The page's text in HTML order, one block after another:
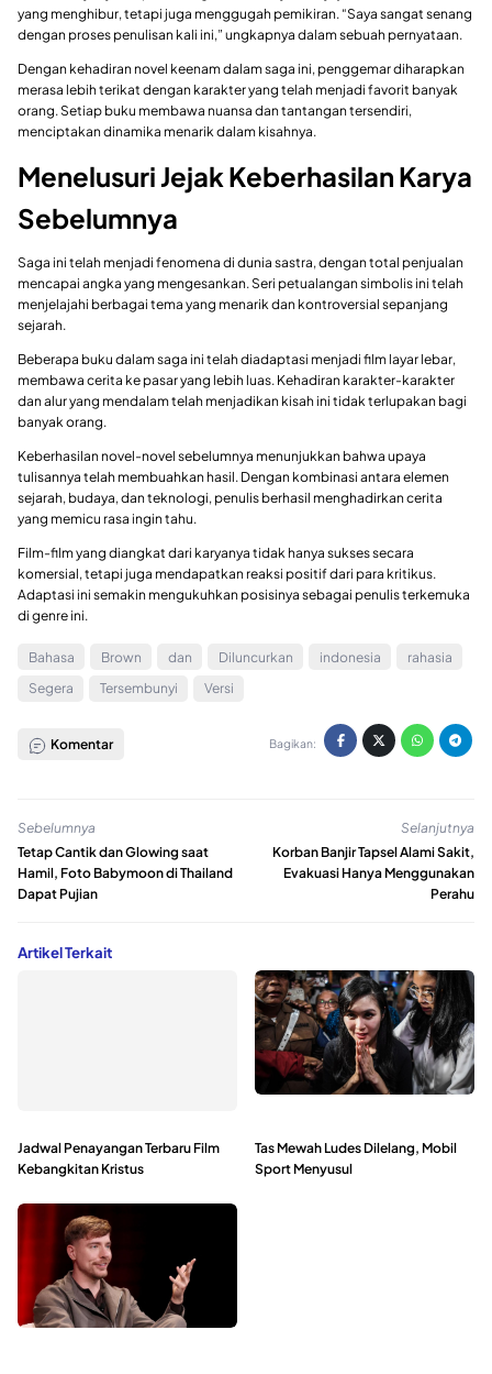
yang menghibur, tetapi juga menggugah pemikiran. “Saya sangat senang
dengan proses penulisan kali ini,” ungkapnya dalam sebuah pernyataan.
Dengan kehadiran novel keenam dalam saga ini, penggemar diharapkan
merasa lebih terikat dengan karakter yang telah menjadi favorit banyak
orang. Setiap buku membawa nuansa dan tantangan tersendiri,
menciptakan dinamika menarik dalam kisahnya.
Menelusuri Jejak Keberhasilan Karya
Sebelumnya
Saga ini telah menjadi fenomena di dunia sastra, dengan total penjualan
mencapai angka yang mengesankan. Seri petualangan simbolis ini telah
menjelajahi berbagai tema yang menarik dan kontroversial sepanjang
sejarah.
Beberapa buku dalam saga ini telah diadaptasi menjadi film layar lebar,
membawa cerita ke pasar yang lebih luas. Kehadiran karakter-karakter
dan alur yang mendalam telah menjadikan kisah ini tidak terlupakan bagi
banyak orang.
Keberhasilan novel-novel sebelumnya menunjukkan bahwa upaya
tulisannya telah membuahkan hasil. Dengan kombinasi antara elemen
sejarah, budaya, dan teknologi, penulis berhasil menghadirkan cerita
yang memicu rasa ingin tahu.
Film-film yang diangkat dari karyanya tidak hanya sukses secara
komersial, tetapi juga mendapatkan reaksi positif dari para kritikus.
Adaptasi ini semakin mengukuhkan posisinya sebagai penulis terkemuka
di genre ini.
Bahasa Brown dan Diluncurkan indonesia
rahasia
Segera
Tersembunyi Versi
Komentar Bagikan:
Sebelumnya
Tetap Cantik dan Glowing saat
Hamil, Foto Babymoon di Thailand
Dapat Pujian
Selanjutnya
Korban Banjir Tapsel Alami Sakit,
Evakuasi Hanya Menggunakan
Perahu
Artikel Terkait
Jadwal Penayangan Terbaru Film
Kebangkitan Kristus
Tas Mewah Ludes Dilelang, Mobil
Sport Menyusul